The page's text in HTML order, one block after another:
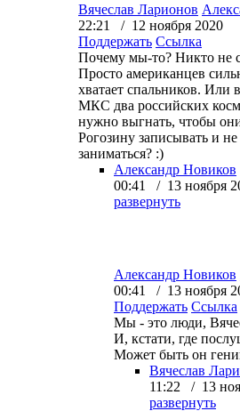
Вячеслав Ларионов
22:21 / 12 ноября 2020
Поддержать Ссылка
Почему мы-то? Никто не
Просто американцев
хватает спальников. Или
МКС два российских
нужно выгнать, чтобы
Рогозину записывать и
заниматься? :)
Александр Новиков
00:41 / 13 ноября
развернуть
Александр Новиков
00:41 / 13 ноября
Поддержать Ссылка
Мы - это люди,
И, кстати, где
Может быть он
Вячеслав
11:22 / 13
развернуть